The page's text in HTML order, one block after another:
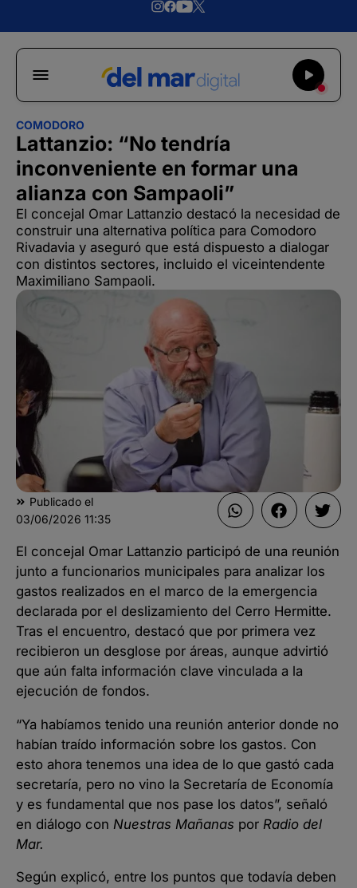
COMODORO
Lattanzio: “No tendría
inconveniente en formar una
alianza con Sampaoli”
El concejal Omar Lattanzio destacó la necesidad de
construir una alternativa política para Comodoro
Rivadavia y aseguró que está dispuesto a dialogar
con distintos sectores, incluido el viceintendente
Maximiliano Sampaoli.
Publicado el
03/06/2026 11:35
El concejal Omar Lattanzio participó de una reunión
junto a funcionarios municipales para analizar los
gastos realizados en el marco de la emergencia
declarada por el deslizamiento del Cerro Hermitte.
Tras el encuentro, destacó que por primera vez
recibieron un desglose por áreas, aunque advirtió
que aún falta información clave vinculada a la
ejecución de fondos.
“Ya habíamos tenido una reunión anterior donde no
habían traído información sobre los gastos. Con
esto ahora tenemos una idea de lo que gastó cada
secretaría, pero no vino la Secretaría de Economía
y es fundamental que nos pase los datos”, señaló
en diálogo con Nuestras Mañanas por Radio del
Mar.
Según explicó, entre los puntos que todavía deben